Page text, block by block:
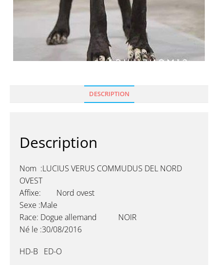
DESCRIPTION
Description
Nom :LUCIUS VERUS COMMUDUS DEL NORD
OVEST
Affixe: Nord ovest
Sexe :Male
Race: Dogue allemand NOIR
Né le :30/08/2016
HD-B ED-O